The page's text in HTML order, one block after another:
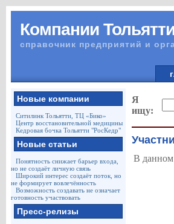
Компании
справочник предприятий и
Новые компании
Ситилинк Тольятти, ТЦ «Бико»
Центр восстановительной медицины
Кедровая бочка Тольятти "РосКедр"
Новые статьи
Понятность снижает барьер входа,
но не создаёт личную связь
Широкий интерес создаёт поток, но
не формирует вовлечённость
Возможность создавать не означает
готовность участвовать
Пресс-релизы
Я
ищу:
В данном